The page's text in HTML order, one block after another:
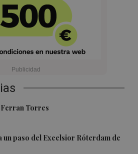
Ferran Torres
un paso del Excelsior Róterdam de